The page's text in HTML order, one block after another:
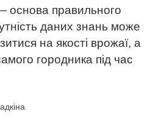
основа правильного
даних знань може
на якості врожаї, а
городника під час